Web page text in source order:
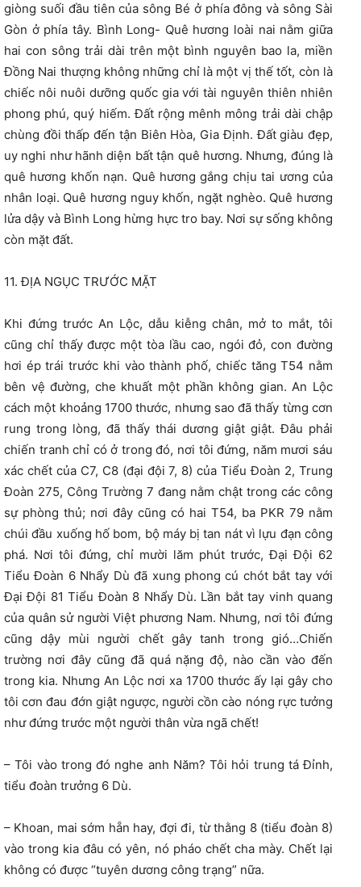
giòng suối đầu tiên của sông Bé ở phía đông và sông Sài
Gòn ở phía tây. Bình Long- Quê hương loài nai nằm giữa
hai con sông trải dài trên một bình nguyên bao la, miền
Đồng Nai thượng không những chỉ là một vị thế tốt, còn là
chiếc nôi nuôi dưỡng quốc gia với tài nguyên thiên nhiên
phong phú, quý hiếm. Đất rộng mênh mông trải dài chập
chùng đồi thấp đến tận Biên Hòa, Gia Định. Đất giàu đẹp,
uy nghi như hãnh diện bất tận quê hương. Nhưng, đúng là
quê hương khốn nạn. Quê hương gắng chịu tai ương của
nhân loại. Quê hương nguy khốn, ngặt nghèo. Quê hương
lửa dậy và Bình Long hừng hực tro bay. Nơi sự sống không
còn mặt đất.
11. ĐỊA NGỤC TRƯỚC MẶT
Khi đứng trước An Lộc, dẫu kiễng chân, mở to mắt, tôi
cũng chỉ thấy được một tòa lầu cao, ngói đỏ, con đường
hơi ép trái trước khi vào thành phố, chiếc tăng T54 nằm
bên vệ đường, che khuất một phần không gian. An Lộc
cách một khoảng 1700 thước, nhưng sao đã thấy từng cơn
rung trong lòng, đã thấy thái dương giật giật. Đâu phải
chiến tranh chỉ có ở trong đó, nơi tôi đứng, năm mươi sáu
xác chết của C7, C8 (đại đội 7, 8) của Tiểu Đoàn 2, Trung
Đoàn 275, Công Trường 7 đang nằm chật trong các công
sự phòng thủ; nơi đây cũng có hai T54, ba PKR 79 nằm
chúi đầu xuống hố bom, bộ máy bị tan nát vì lựu đạn công
phá. Nơi tôi đứng, chỉ mười lăm phút trước, Đại Đội 62
Tiểu Đoàn 6 Nhẩy Dù đã xung phong cú chót bắt tay với
Đại Đội 81 Tiểu Đoàn 8 Nhẩy Dù. Lần bắt tay vinh quang
của quân sử người Việt phương Nam. Nhưng, nơi tôi đứng
cũng dậy mùi người chết gây tanh trong gió…Chiến
trường nơi đây cũng đã quá nặng độ, nào cần vào đến
trong kia. Nhưng An Lộc nơi xa 1700 thước ấy lại gây cho
tôi cơn đau đớn giật ngược, người cồn cào nóng rực tưởng
như đứng trước một người thân vừa ngã chết!
– Tôi vào trong đó nghe anh Năm? Tôi hỏi trung tá Đỉnh,
tiểu đoàn trưởng 6 Dù.
– Khoan, mai sớm hẵn hay, đợi đi, từ thằng 8 (tiểu đoàn 8)
vào trong kia đâu có yên, nó pháo chết cha mày. Chết lại
không có được “tuyên dương công trạng” nữa.